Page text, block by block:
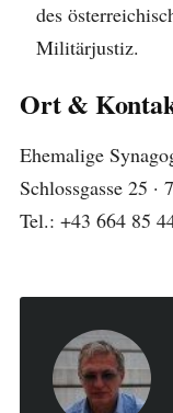
des
Militärjustiz.
Ort &
Ehemalige
Schlossgasse 25 ·
Tel.: +43 664 85